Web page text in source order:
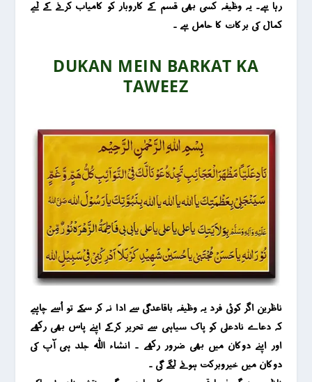
رہا ہے۔یہ وظیفہ کسی بھی قسم کے کاروبار کو کامیاب کرنے کے لیے
کمال کی برکات کا حامل ہے ۔
DUKAN MEIN BARKAT KA
TAWEEZ
ناظرین اگر کوئی فرد یہ وظیفہ باقاعدگی سے ادا نہ کر سکے تو اُسے چاہیے
کہ دعاے نادعلی کو پاک سیاہی سے تحریر کرکے اپنے پاس بھی رکھے
اور اپنے دوکان میں بھی ضرور رکھے ۔ انشاء اللہ جلد ہی آپ کی
دوکان میں خیروبرکت ہونے لگے گی ۔